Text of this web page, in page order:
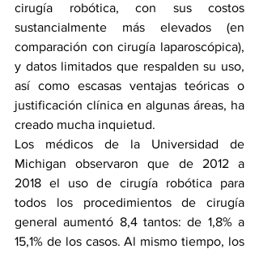
cirugía robótica, con sus costos
sustancialmente más elevados (en
comparación con cirugía laparoscópica),
y datos limitados que respalden su uso,
así como escasas ventajas teóricas o
justificación clínica en algunas áreas, ha
creado mucha inquietud.
Los médicos de la Universidad de
Michigan observaron que de 2012 a
2018 el uso de cirugía robótica para
todos los procedimientos de cirugía
general aumentó 8,4 tantos: de 1,8% a
15,1% de los casos. Al mismo tiempo, los